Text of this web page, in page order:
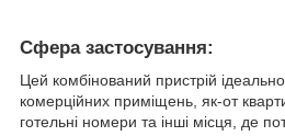
Сфера застосування:
Цей комбінований пристрій
комерційних приміщень, як-от
готельні номери та інші місця, де